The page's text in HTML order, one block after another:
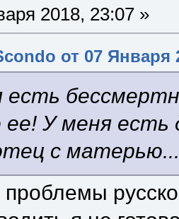
2018, 23:07 »
от 07 Января
есть
У меня есть
с
проблемы